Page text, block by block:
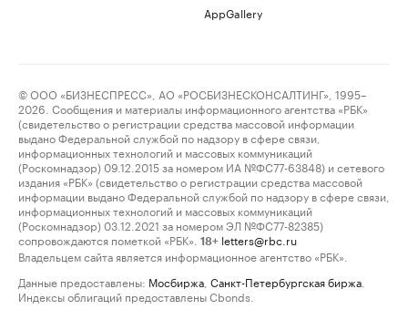
AppGallery
© ООО «БИЗНЕСПРЕСС», АО «РОСБИЗНЕСКОНСАЛТИНГ», 1995–
2026. Сообщения и материалы информационного агентства «РБК»
(свидетельство о регистрации средства массовой информации
выдано Федеральной службой по надзору в сфере связи,
информационных технологий и массовых коммуникаций
(Роскомнадзор) 09.12.2015 за номером ИА №ФС77-63848) и сетевого
издания «РБК» (свидетельство о регистрации средства массовой
информации выдано Федеральной службой по надзору в сфере связи,
информационных технологий и массовых коммуникаций
(Роскомнадзор) 03.12.2021 за номером ЭЛ №ФС77-82385)
сопровождаются пометкой «РБК».
18+ letters@rbc.ru
Владельцем сайта является информационное агентство «РБК».
Данные предоставлены: Мосбиржа Санкт-Петербургская биржа
Индексы облигаций предоставлены Cbonds.